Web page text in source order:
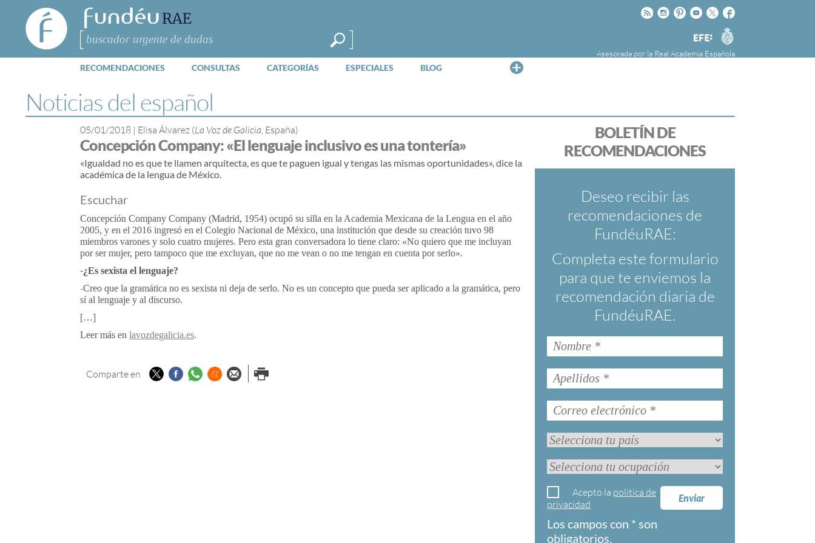
FundéuRAE
- Fundación
del Español
Urgente
Buscar
Facebook
Twitter
Youtube
Pinteres
Instagram
Rss
Agencia
EFE
Asesorada por la Real Academia Española
RECOMENDACIONES CONSULTAS CATEGORÍAS ESPECIALES BLOG
la Agencia Efe y la Real Academia Española,
cuyo objetivo es colaborar con el buen uso del
español en los medios de comunicación y en
Internet.
Noticias del español
BOLETÍN DE
RECOMENDACIONES
Deseo recibir las
recomendaciones de
FundéuRAE:
Completa este formulario
para que te enviemos la
recomendación diaria de
FundéuRAE.
Enviar
Acepto la política de
privacidad
Los campos con * son
obligatorios.
05/01/2018 | Elisa Álvarez (La Voz de Galicia, España)
Concepción Company: «El lenguaje inclusivo es una tontería»
«Igualdad no es que te llamen arquitecta, es que te paguen igual y tengas las mismas oportunidades», dice la
académica de la lengua de México.
Escuchar
Concepción Company Company (Madrid, 1954) ocupó su silla en la Academia Mexicana de la Lengua en el año
2005, y en el 2016 ingresó en el Colegio Nacional de México, una institución que desde su creación tuvo 98
miembros varones y solo cuatro mujeres. Pero esta gran conversadora lo tiene claro: «No quiero que me incluyan
por ser mujer, pero tampoco que me excluyan, que no me vean o no me tengan en cuenta por serlo».
-¿Es sexista el lenguaje?
-Creo que la gramática no es sexista ni deja de serlo. No es un concepto que pueda ser aplicado a la gramática, pero
sí al lenguaje y al discurso.
[…]
Leer más en lavozdegalicia.es.
Comparte en TwitterFacebook
Whatsapp
Menéame
Enviar porImprimir